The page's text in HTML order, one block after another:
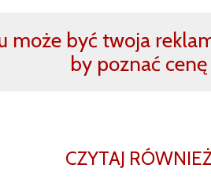
może być twoja
by poznać cenę
CZYTAJ